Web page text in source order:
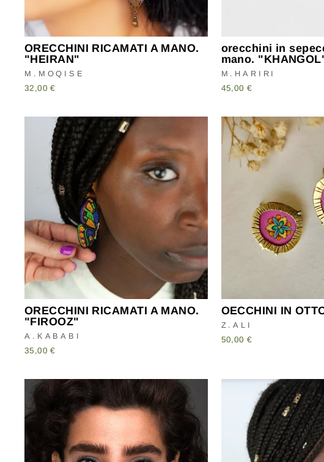
ORECCHINI RICAMATI A MANO.
"HEIRAN"
M.MOQISE
32,00 €
orecchini in
mano.
M.HARIRI
45,00 €
ORECCHINI RICAMATI A MANO.
"FIROOZ"
A.KABABI
35,00 €
OECCHINI IN
Z.ALI
50,00 €